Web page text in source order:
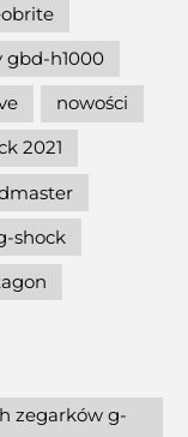
gbd-h1000
nowości
2021
shock
zegarków g-